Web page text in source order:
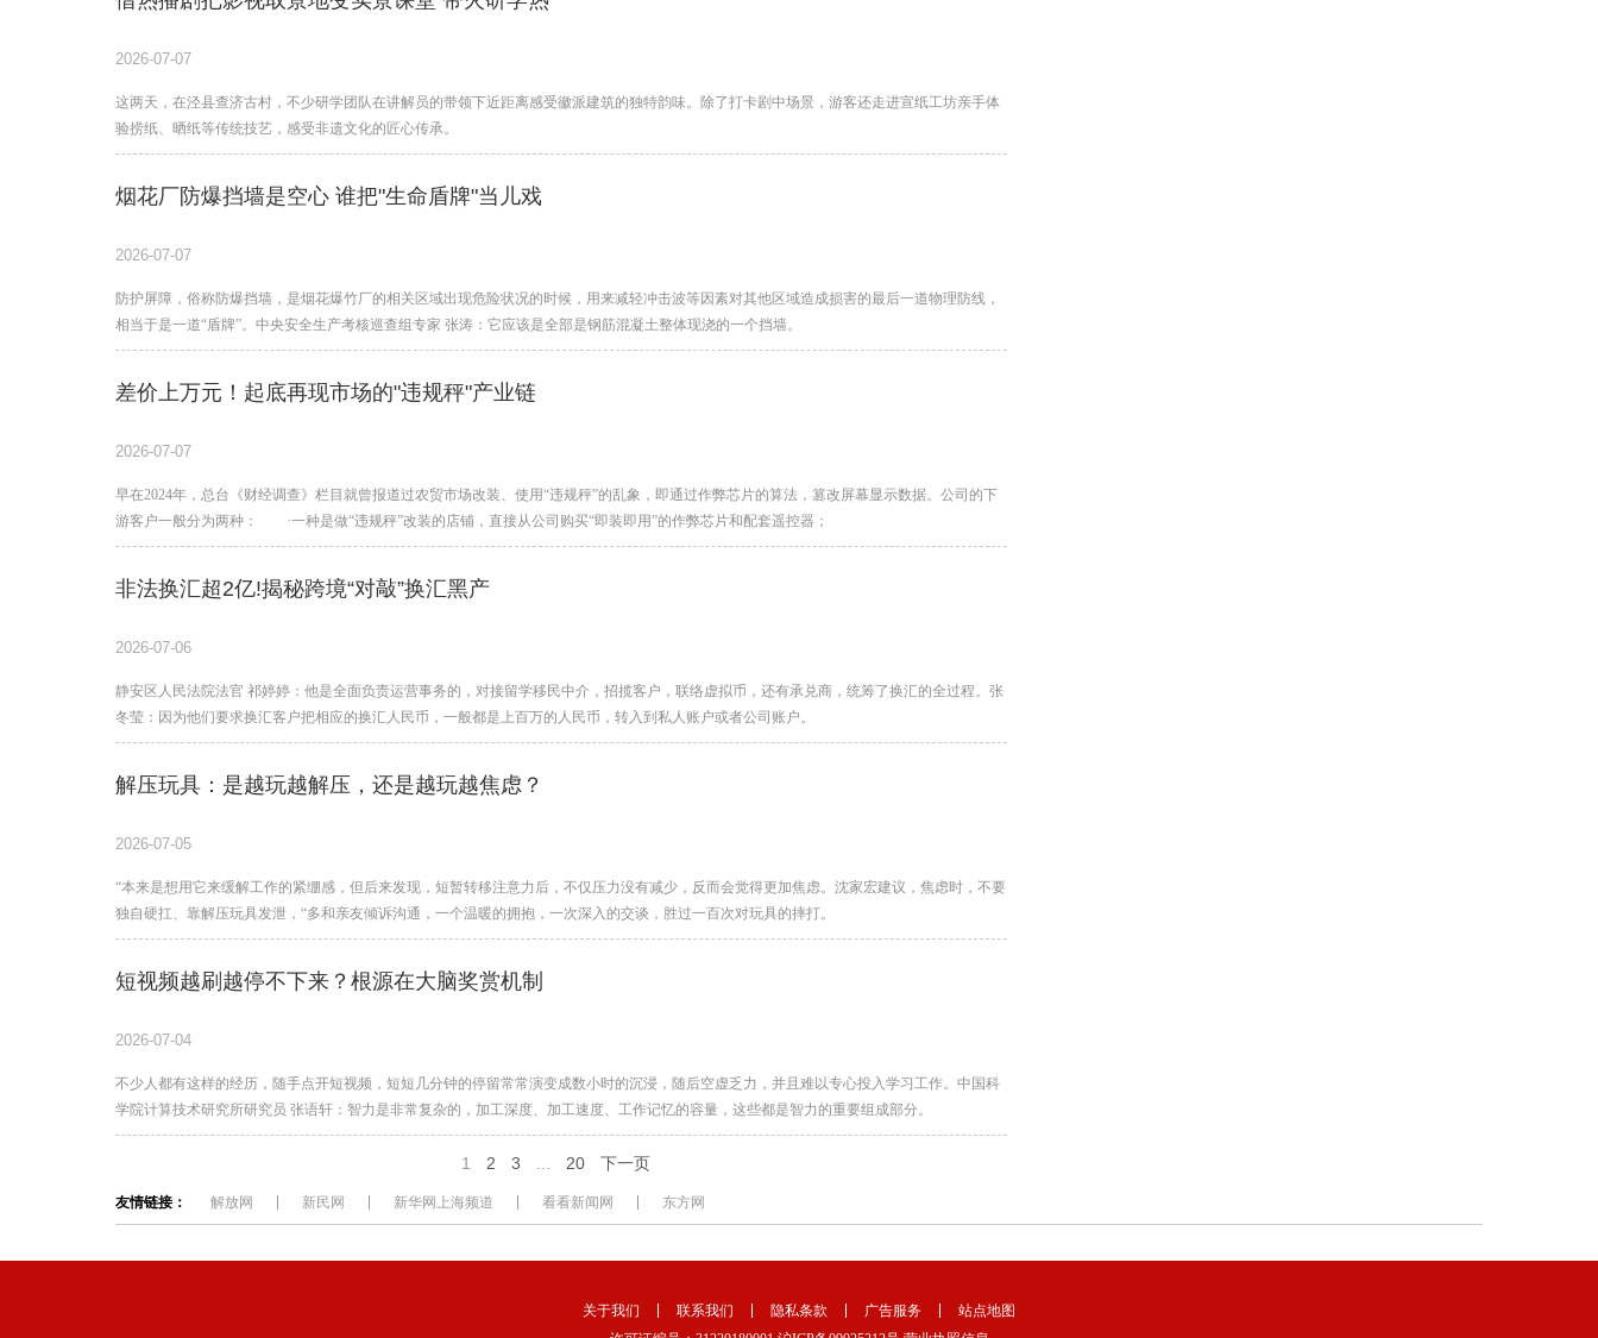
2026-07-07
这两天，在泾县查济古村，不少研学团队在讲解员的带领下近距离感受徽派建筑的独特韵味。除了打卡剧中场景，游客还走进宣纸工坊亲手体
验捞纸、晒纸等传统技艺，感受非遗文化的匠心传承。
烟花厂防爆挡墙是空心 谁把"生命盾牌"当儿戏
2026-07-07
防护屏障，俗称防爆挡墙，是烟花爆竹厂的相关区域出现危险状况的时候，用来减轻冲击波等因素对其他区域造成损害的最后一道物理防线，
相当于是一道“盾牌”。中央安全生产考核巡查组专家 张涛：它应该是全部是钢筋混凝土整体现浇的一个挡墙。
差价上万元！起底再现市场的"违规秤"产业链
2026-07-07
早在2024年，总台《财经调查》栏目就曾报道过农贸市场改装、使用“违规秤”的乱象，即通过作弊芯片的算法，篡改屏幕显示数据。公司的下
游客户一般分为两种： ·一种是做“违规秤”改装的店铺，直接从公司购买“即装即用”的作弊芯片和配套遥控器；
非法换汇超2亿!揭秘跨境“对敲”换汇黑产
2026-07-06
静安区人民法院法官 祁婷婷：他是全面负责运营事务的，对接留学移民中介，招揽客户，联络虚拟币，还有承兑商，统筹了换汇的全过程。张
冬莹：因为他们要求换汇客户把相应的换汇人民币，一般都是上百万的人民币，转入到私人账户或者公司账户。
解压玩具：是越玩越解压，还是越玩越焦虑？
2026-07-05
“本来是想用它来缓解工作的紧绷感，但后来发现，短暂转移注意力后，不仅压力没有减少，反而会觉得更加焦虑。沈家宏建议，焦虑时，不要
独自硬扛、靠解压玩具发泄，“多和亲友倾诉沟通，一个温暖的拥抱，一次深入的交谈，胜过一百次对玩具的摔打。
短视频越刷越停不下来？根源在大脑奖赏机制
2026-07-04
不少人都有这样的经历，随手点开短视频，短短几分钟的停留常常演变成数小时的沉浸，随后空虚乏力，并且难以专心投入学习工作。中国科
学院计算技术研究所研究员 张语轩：智力是非常复杂的，加工深度、加工速度、工作记忆的容量，这些都是智力的重要组成部分。
1 2 3 20 下一页
友情链接： 解放网 新民网 新华网上海频道 看看新闻网 东方网
关于我们 联系我们 隐私条款 广告服务
站点地图